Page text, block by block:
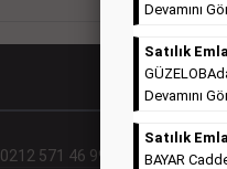
0212 571 46 99 (pbx)
Devamını
Satılık
Devamını
Satılık
BAYAR